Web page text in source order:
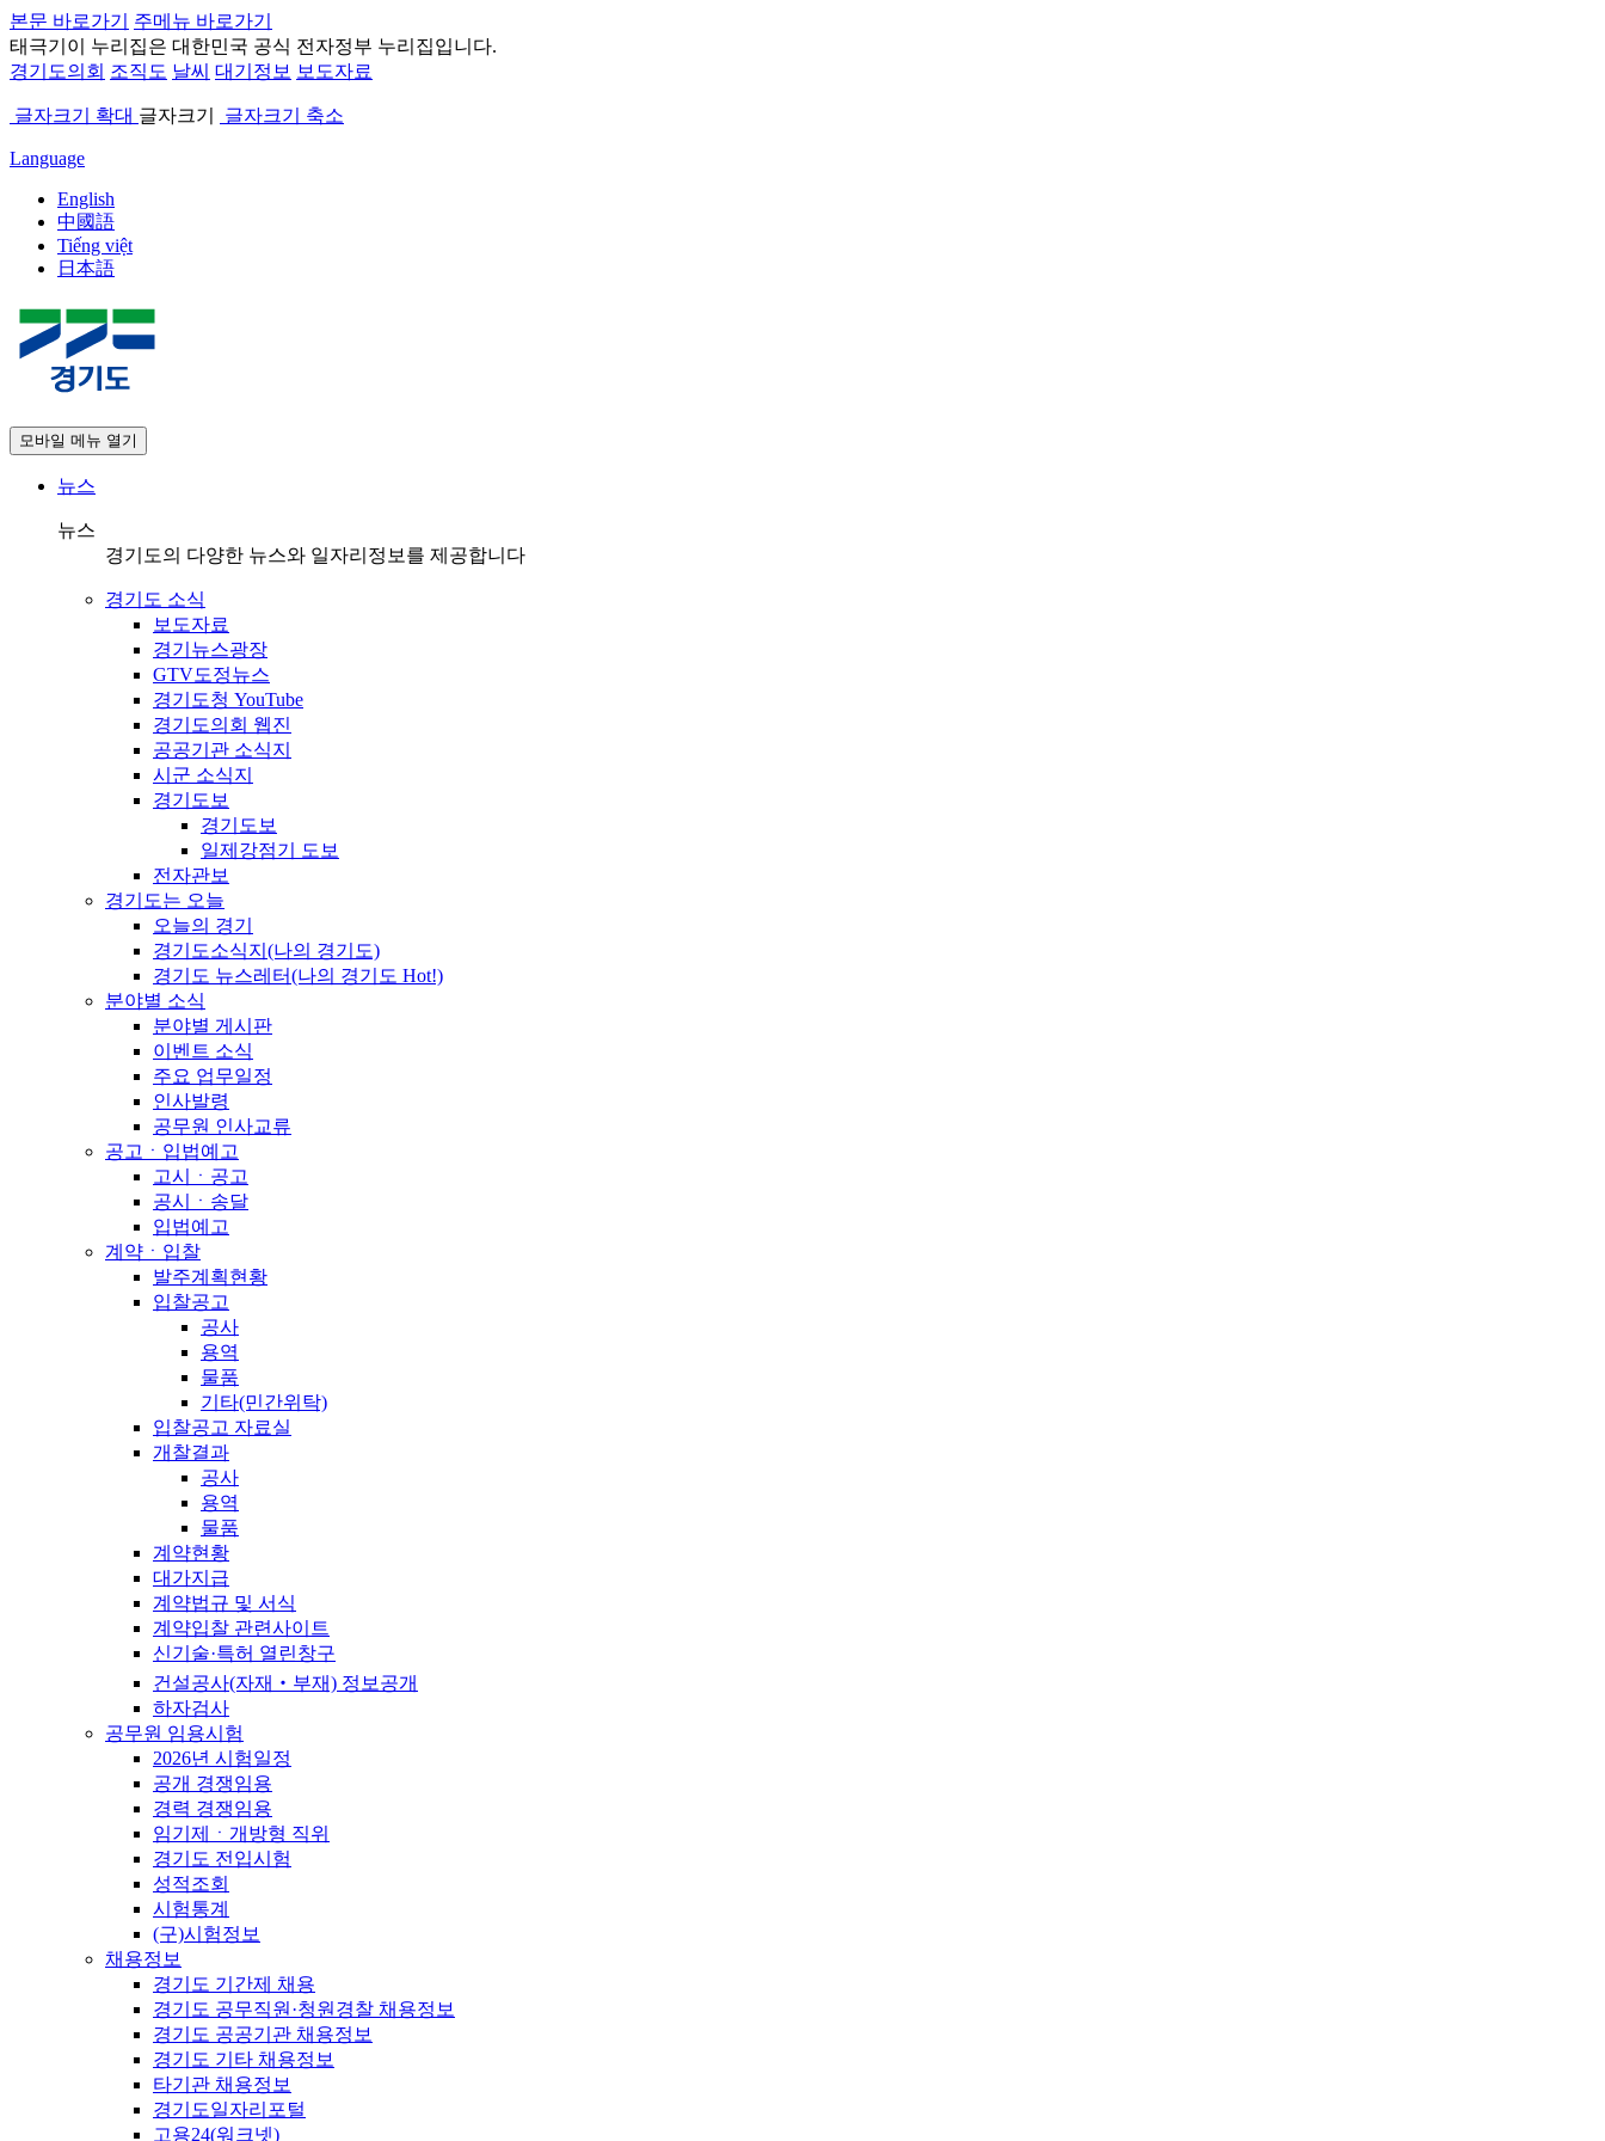
본문 바로가기
주메뉴 바로가기
태극기 이 누리집은 대한민국 공식 전자정부 누리집입니다.
경기도의회 조직도 날씨 대기정보 보도자료
글자크기 확대 글자크기 글자크기 축소
Language
English
中國語
Tiếng việt
日本語
모바일 메뉴 열기
뉴스
뉴스
경기도의 다양한 뉴스와 일자리정보를 제공합니다
경기도 소식
보도자료
경기뉴스광장
GTV도정뉴스
경기도청 YouTube
경기도의회 웹진
공공기관 소식지
시군 소식지
경기도보
경기도보
일제강점기 도보
전자관보
경기도는 오늘
오늘의 경기
경기도소식지(나의 경기도)
경기도 뉴스레터(나의 경기도 Hot!)
분야별 소식
분야별 게시판
이벤트 소식
주요 업무일정
인사발령
공무원 인사교류
공고ㆍ입법예고
고시ㆍ공고
공시ㆍ송달
입법예고
계약ㆍ입찰
발주계획현황
입찰공고
공사
용역
물품
기타(민간위탁)
입찰공고 자료실
개찰결과
공사
용역
물품
계약현황
대가지급
계약법규 및 서식
계약입찰 관련사이트
신기술·특허 열린창구
건설공사(자재‧부재) 정보공개
하자검사
공무원 임용시험
2026년 시험일정
공개 경쟁임용
경력 경쟁임용
임기제ㆍ개방형 직위
경기도 전입시험
성적조회
시험통계
(구)시험정보
채용정보
경기도 기간제 채용
경기도 공무직원·청원경찰 채용정보
경기도 공공기관 채용정보
경기도 기타 채용정보
타기관 채용정보
경기도일자리포털
고용24(워크넷)